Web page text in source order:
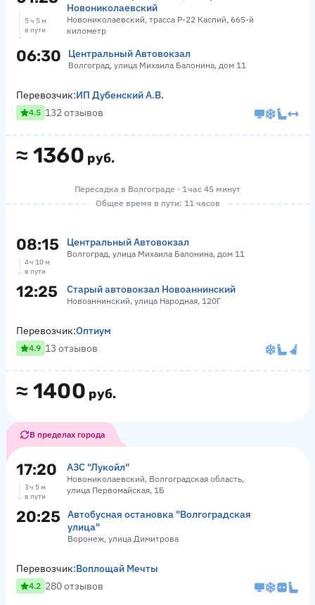
Новониколаевский
Новониколаевский, трасса Р-22 Каспий, 665-й
километр
5 ч 5 м
в пути
06:30 Центральный Автовокзал
Волгоград, улица Михаила Балонина, дом 11
≈ 1360 руб.
Перевозчик:ИП Дубенский А.В.
4.5 132 отзывов
Пересадка в Волгограде · 1 час 45 минут
Общее время в пути: 11 часов
08:15 Центральный Автовокзал
Волгоград, улица Михаила Балонина, дом 11
4 ч 10 м
в пути
12:25 Старый автовокзал Новоаннинский
Новоаннинский, улица Народная, 120Г
≈ 1400 руб.
Перевозчик:Оптиум
4.9 13 отзывов
В пределах города
17:20 АЗС "Лукойл"
Новониколаевский, Волгоградская область,
улица Первомайская, 1Б
3 ч 5 м
в пути
20:25
Автобусная остановка "Волгоградская
улица"
Воронеж, улица Димитрова
Перевозчик:Воплощай Мечты
4.2 280 отзывов